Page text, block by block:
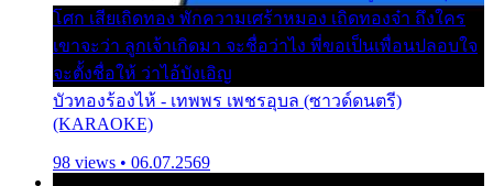
โศก เสียเถิดทอง พักความเศร้าหมอง เถิดทองจ๋า ถึงใคร
เขาจะว่า ลูกเจ้าเกิดมา จะชื่อว่าไง พี่ขอเป็นเพื่อนปลอบใจ
จะตั้งชื่อให้ ว่าไอ้บังเอิญ
บัวทองร้องไห้ - เทพพร เพชรอุบล (ซาวด์ดนตรี)
(KARAOKE)
98 views • 06.07.2569